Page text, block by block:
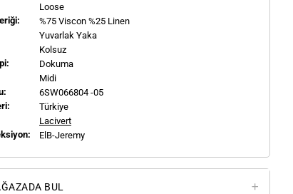
Loose
%75 Viscon %25 Linen
Yuvarlak Yaka
Kolsuz
Dokuma
Midi
6SW066804 -05
Türkiye
Lacivert
ElB-Jeremy
BUL